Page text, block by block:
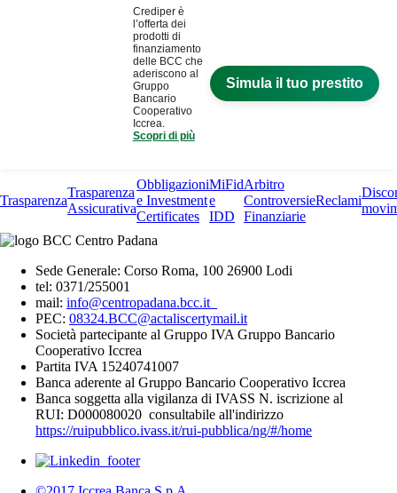
Trasparenza
Trasparenza
Assicurativa
Obbligazioni
e Investment
Certificates
MiFid
e
IDD
Arbitro
Controversie
Finanziarie
Reclami
Sede Generale: Corso Roma, 100 26900 Lodi
tel: 0371/255001
mail: info@centropadana.bcc.it
PEC: 08324.BCC@actaliscertymail.it
Società partecipante al Gruppo IVA Gruppo Bancario
Cooperativo Iccrea
Partita IVA 15240741007
Banca aderente al Gruppo Bancario Cooperativo Iccrea
Banca soggetta alla vigilanza di IVASS N. iscrizione al
RUI: D000080020 consultabile all'indirizzo
https://ruipubblico.ivass.it/rui-pubblica/ng/#/home